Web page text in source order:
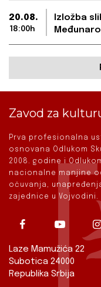
20.08.
18:00h
Izložba
Zavod za
Prva profesionalna
osnovana Odlukom
2008. godine i
nacionalne manjine
očuvanja,
zajednice u Vojvodini.
Laze Mamužića 22
Subotica 24000
Republika Srbija